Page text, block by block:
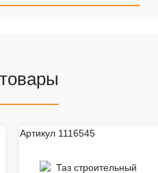
Артикул 1116545